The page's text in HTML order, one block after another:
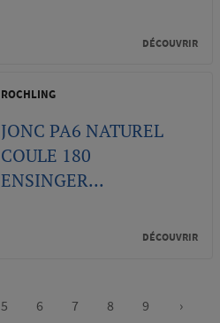
DÉCOUVRIR
ROCHLING
JONC PA6 NATUREL
COULE 180
ENSINGER...
DÉCOUVRIR
Page
5 Page
6 Page
7 Page
8 Page
9
Next
›